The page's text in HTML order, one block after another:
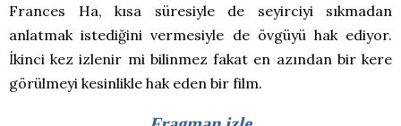
Frances Ha, kısa süresiyle de seyirciyi sıkmadan
anlatmak istediğini vermesiyle de övgüyü hak ediyor.
İkinci kez izlenir mi bilinmez fakat en azından bir kere
görülmeyi kesinlikle hak eden bir film.